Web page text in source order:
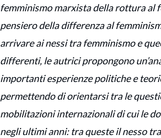
femminismo marxista della rottura al
pensiero della differenza al
arrivare ai nessi tra femminismo e
differenti, le autrici propongono
importanti esperienze politiche e
permettendo di orientarsi tra le
mobilitazioni internazionali di cui le
negli ultimi anni: tra queste il nesso